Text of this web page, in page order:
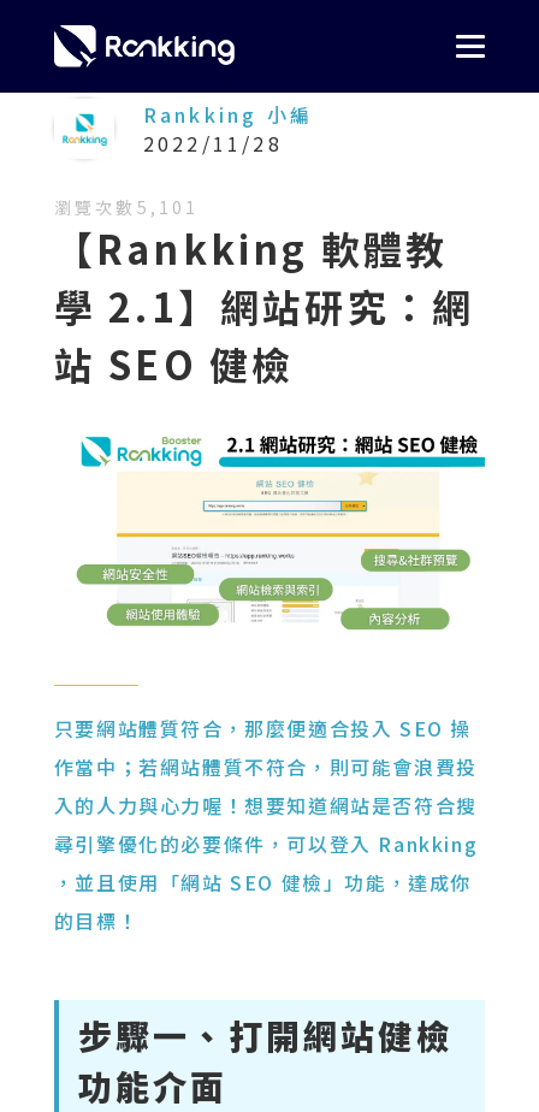
Rankking 小編
2022/11/28
瀏覽次數 5,101
【Rankking 軟體教
學 2.1】網站研究：網
站 SEO 健檢
只要網站體質符合，那麼便適合投入 SEO 操
作當中；若網站體質不符合，則可能會浪費投
入的人力與心力喔！想要知道網站是否符合搜
尋引擎優化的必要條件，可以登入 Rankking
，並且使用「網站 SEO 健檢」功能，達成你
的目標！
步驟一、打開網站健檢
功能介面